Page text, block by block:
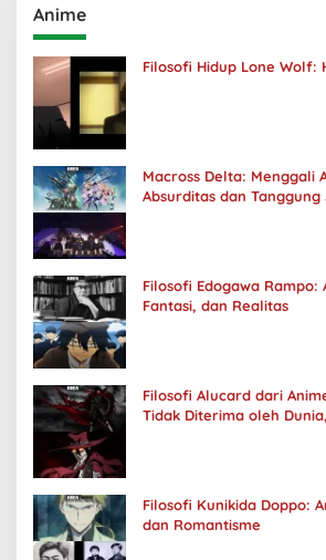
Anime
Filosofi Hidup Lone Wolf:
Macross Delta: Menggali
Absurditas dan Tanggung
Filosofi Edogawa Rampo:
Fantasi, dan Realitas
Filosofi Alucard dari
Tidak Diterima oleh
Filosofi Kunikida Doppo:
dan Romantisme